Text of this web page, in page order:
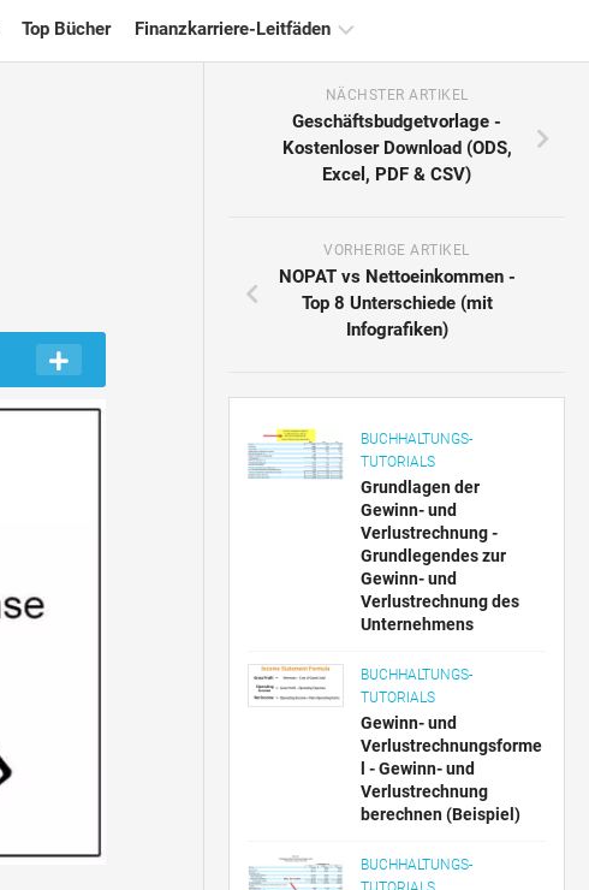
Top Bücher Finanzkarriere-Leitfäden
Finanzmodellierung
Risikomanagement-
NÄCHSTER ARTIKEL
Geschäftsbudgetvorlage -
Kostenloser Download (ODS,
Excel, PDF & CSV)
VORHERIGE ARTIKEL
NOPAT vs Nettoeinkommen -
Top 8 Unterschiede (mit
Infografiken)
BUCHHALTUNGS-
TUTORIALS
Grundlagen der
Gewinn- und
Verlustrechnung -
Grundlegendes zur
Gewinn- und
Verlustrechnung des
Unternehmens
BUCHHALTUNGS-
TUTORIALS
Gewinn- und
Verlustrechnungsforme
l - Gewinn- und
Verlustrechnung
berechnen (Beispiel)
BUCHHALTUNGS-